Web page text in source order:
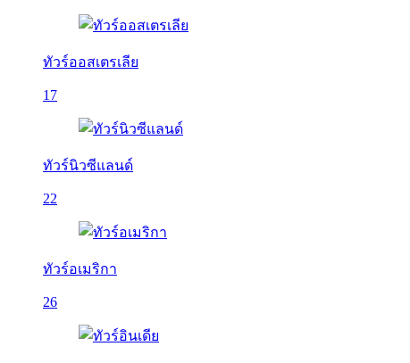
ทัวร์ออสเตรเลีย
17
ทัวร์นิวซีแลนด์
22
ทัวร์อเมริกา
26